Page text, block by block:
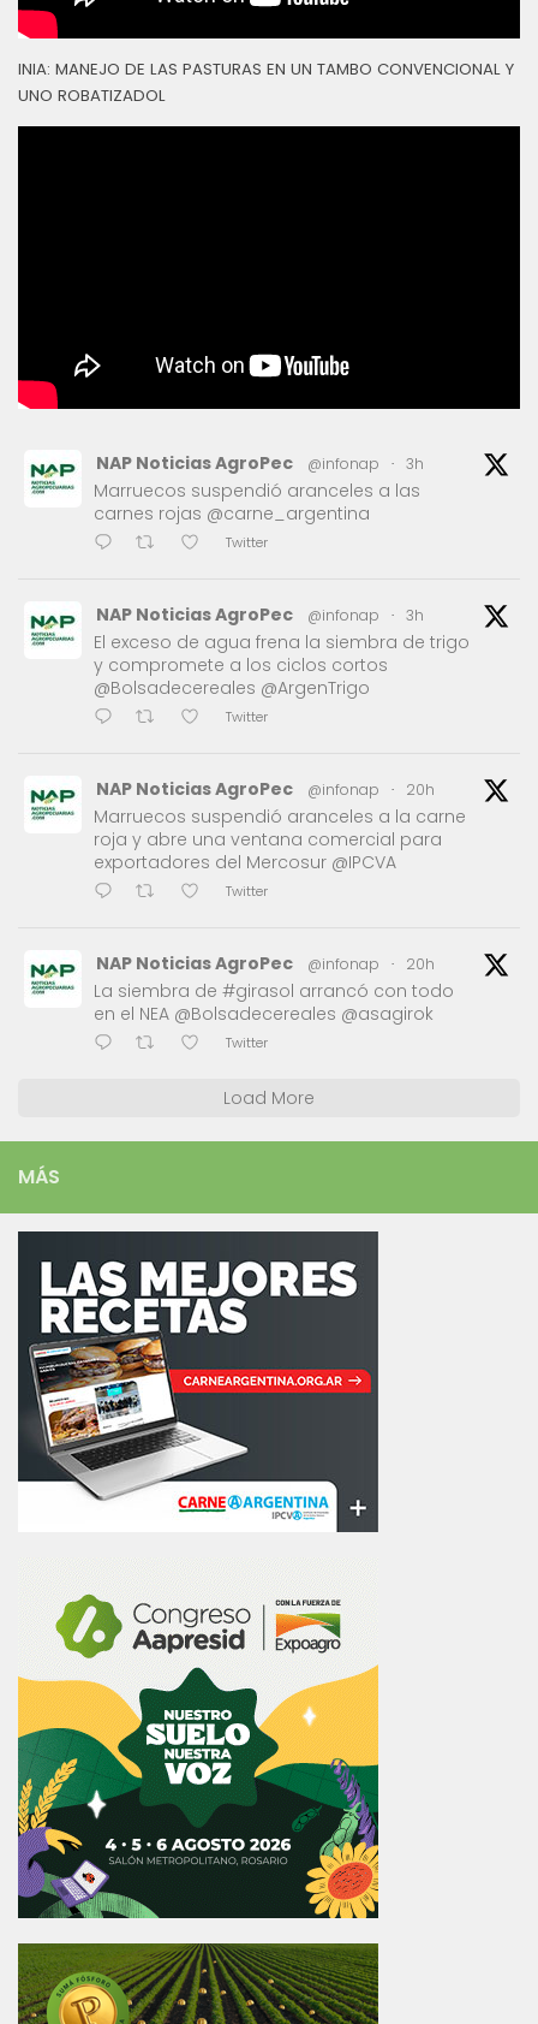
INIA: MANEJO DE LAS PASTURAS EN UN TAMBO CONVENCIONAL Y
UNO ROBATIZADOL
NAP Noticias AgroPec @infonap · 3h
Marruecos suspendió aranceles a las
carnes rojas @carne_argentina
Twitter
NAP Noticias AgroPec @infonap · 3h
El exceso de agua frena la siembra de trigo
y compromete a los ciclos cortos
@Bolsadecereales @ArgenTrigo
Twitter
NAP Noticias AgroPec @infonap · 20h
Marruecos suspendió aranceles a la carne
roja y abre una ventana comercial para
exportadores del Mercosur @IPCVA
Twitter
NAP Noticias AgroPec @infonap · 20h
La siembra de #girasol arrancó con todo
en el NEA @Bolsadecereales @asagirok
Twitter
Load More
MÁS